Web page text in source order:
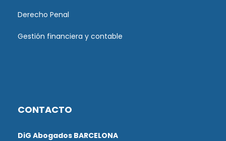
Derecho Penal
Gestión financiera y contable
CONTACTO
DiG Abogados BARCELONA